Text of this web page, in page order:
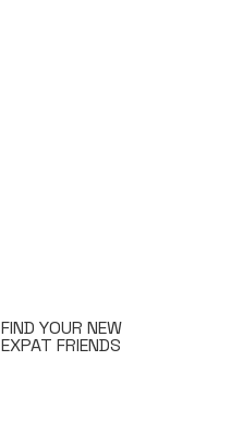
FIND YOUR NEW
EXPAT FRIENDS